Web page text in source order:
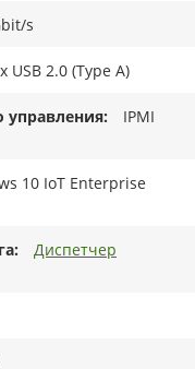
s
USB 2.0 (Type A)
управления
IPMI
10 IoT Enterprise
Диспетчер